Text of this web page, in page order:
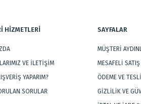
Gönder
HİZMETLERİ
VE İLETİŞİM
YAPARIM?
SORULAR
SAYFALAR
MÜŞTERİ
MESAFELİ
ÖDEME VE
GİZLİLİK VE